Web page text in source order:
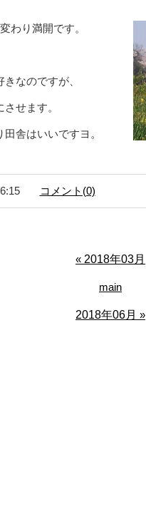
わり満開です。
なのですが、
せます。
舎はいいですヨ。
コメント(0)
« 2018年03月
main
2018年06月 »